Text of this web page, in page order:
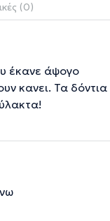
(0)
έκανε άψογο
κανει. Τα δόντια